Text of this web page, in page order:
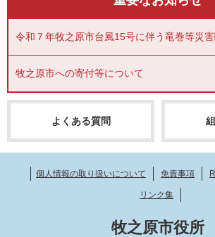
令和７年牧之原市台風15号に伴う竜巻等災
牧之原市への寄付等について
よくある質問
個人情報の取り扱いについて 免責事項
リンク集
牧之原市役所